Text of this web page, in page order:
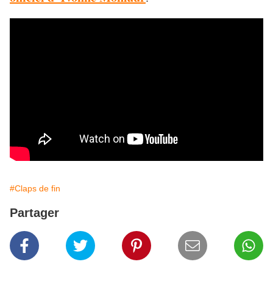
#Claps de fin
Partager